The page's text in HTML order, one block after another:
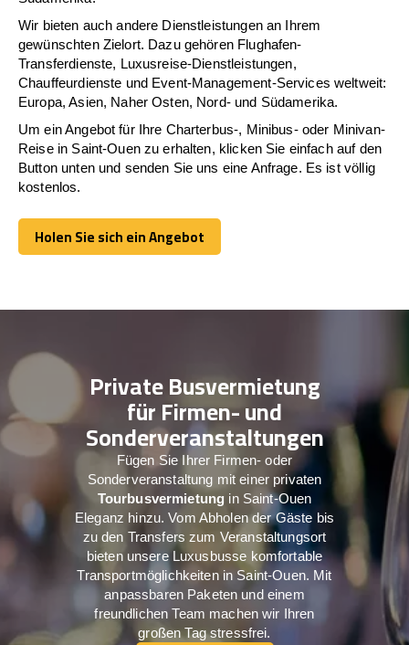
Wir bieten auch andere Dienstleistungen an Ihrem
gewünschten Zielort. Dazu gehören Flughafen-
Transferdienste, Luxusreise-Dienstleistungen,
Chauffeurdienste und Event-Management-Services weltweit:
Europa, Asien, Naher Osten, Nord- und Südamerika.
Um ein Angebot für Ihre Charterbus-, Minibus- oder Minivan-
Reise in Saint-Ouen zu erhalten, klicken Sie einfach auf den
Button unten und senden Sie uns eine Anfrage. Es ist völlig
kostenlos.
Holen Sie sich ein Angebot
Holen Sie sich ein Angebot
Private Busvermietung
für Firmen- und
Sonderveranstaltungen
Fügen Sie Ihrer Firmen- oder
Sonderveranstaltung mit einer privaten
Tourbusvermietung in Saint-Ouen
Eleganz hinzu. Vom Abholen der Gäste bis
zu den Transfers zum Veranstaltungsort
bieten unsere Luxusbusse komfortable
Transportmöglichkeiten in Saint-Ouen. Mit
anpassbaren Paketen und einem
freundlichen Team machen wir Ihren
großen Tag stressfrei.